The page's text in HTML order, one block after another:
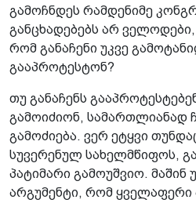
გამოჩნდეს რამდენიმე
განცხადებებს არ
რომ განაჩენი უკვე
გააპროტესტონ?
თუ განაჩენს
გამოიძიონ, სამართლიანად
გამოძიება. ვერ ეტყვი
სუვერენულ სახელმწიფოს,
პატიმარი გამოუშვიო. მაშინ
არგუმენტი, რომ